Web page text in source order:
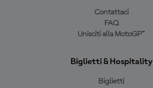
Contattaci
FAQ
Unisciti alla MotoGP™
Biglietti & Hospitality
Biglietti